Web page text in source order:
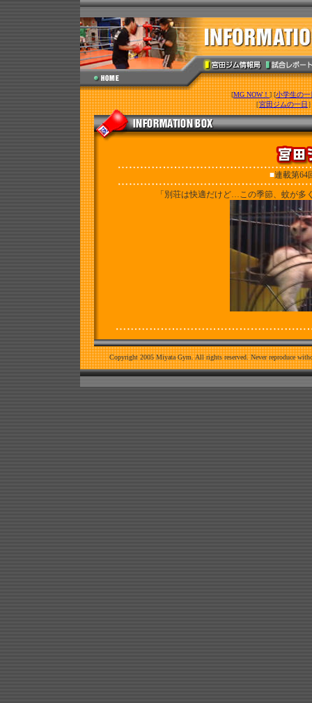
[MG NOW！] [小学生の一
［宮田ジムの一日
■連載第64
「別荘は快適だけど…この季節、蚊が
Copyright 2005 Miyata Gym. All rights reserved. Never reproduce